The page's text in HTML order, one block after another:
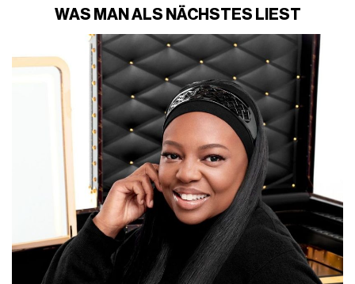
WAS MAN ALS NÄCHSTES LIEST